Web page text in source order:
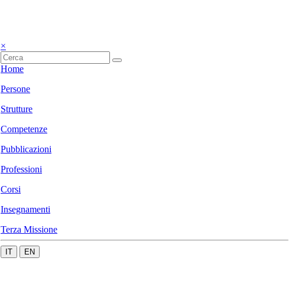
×
Home
Persone
Strutture
Competenze
Pubblicazioni
Professioni
Corsi
Insegnamenti
Terza Missione
IT EN